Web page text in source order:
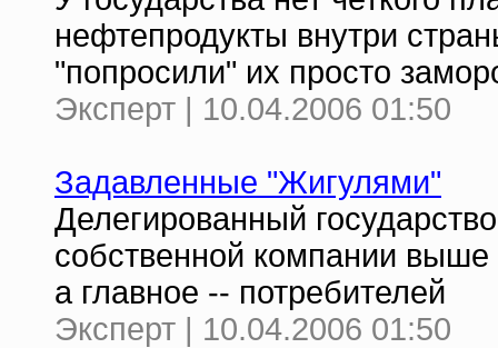
нефтепродукты внутри
"попросили" их просто
Эксперт | 10.04.2006 01:50
Задавленные "Жигулями"
Делегированный
собственной компании выше
а главное -- потребителей
Эксперт | 10.04.2006 01:50